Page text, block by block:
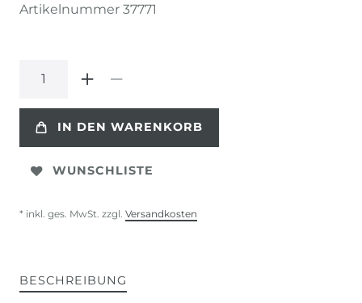
Artikelnummer 37771
IN DEN WARENKORB
WUNSCHLISTE
* inkl. ges. MwSt. zzgl. Versandkosten
BESCHREIBUNG